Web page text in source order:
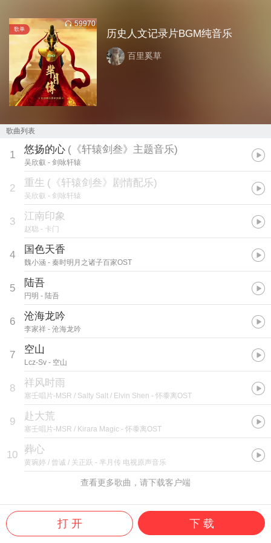
歌单
59970
历史人文记录片BGM纯音乐
百里奚草
歌曲列表
1 悠扬的心 ( 《轩辕剑叁》主题音乐)
吴欣叡 - 剑咏轩辕
2 重生 ( 《轩辕剑叁》剧情配乐)
吴欣叡 - 剑咏轩辕
3 江南印象
赵聪 - 卡门
4 国色天香
魏小涵 - 秦时明月之诸子百家OST
5 陆吾
円明 - 陆吾
6 沧海龙吟
李家祥 - 沧海龙吟
7 空山
Lcz-Sv - 空山
8 祥风时雨
塞壬唱片-MSR / Salty Salt / Elvin Shen - 怀黍离OST
9 赴大荒
塞壬唱片-MSR / Kirara Magic - 怀黍离OST
10 葬心
黄琬婷 / 曾诚 / 关正跃 - 芈月传 电视原声音乐
查看更多歌曲，请下载客户端
打 开 下 载